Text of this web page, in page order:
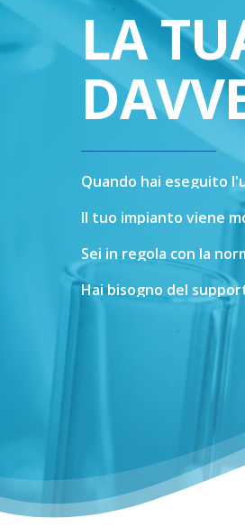
LA
Quando hai eseguito
Il tuo impianto viene
Sei in regola con la
Hai bisogno del